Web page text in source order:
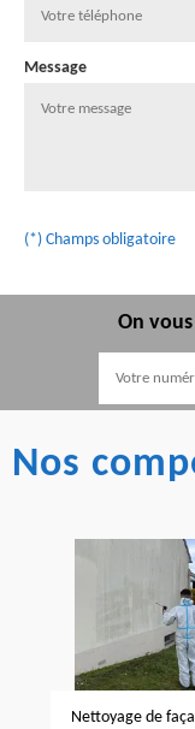
Message
(*) Champs obligatoire
On
Nos
Nettoyage de